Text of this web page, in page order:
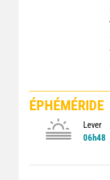
ÉPHÉMÉRIDE
Lever
06h48